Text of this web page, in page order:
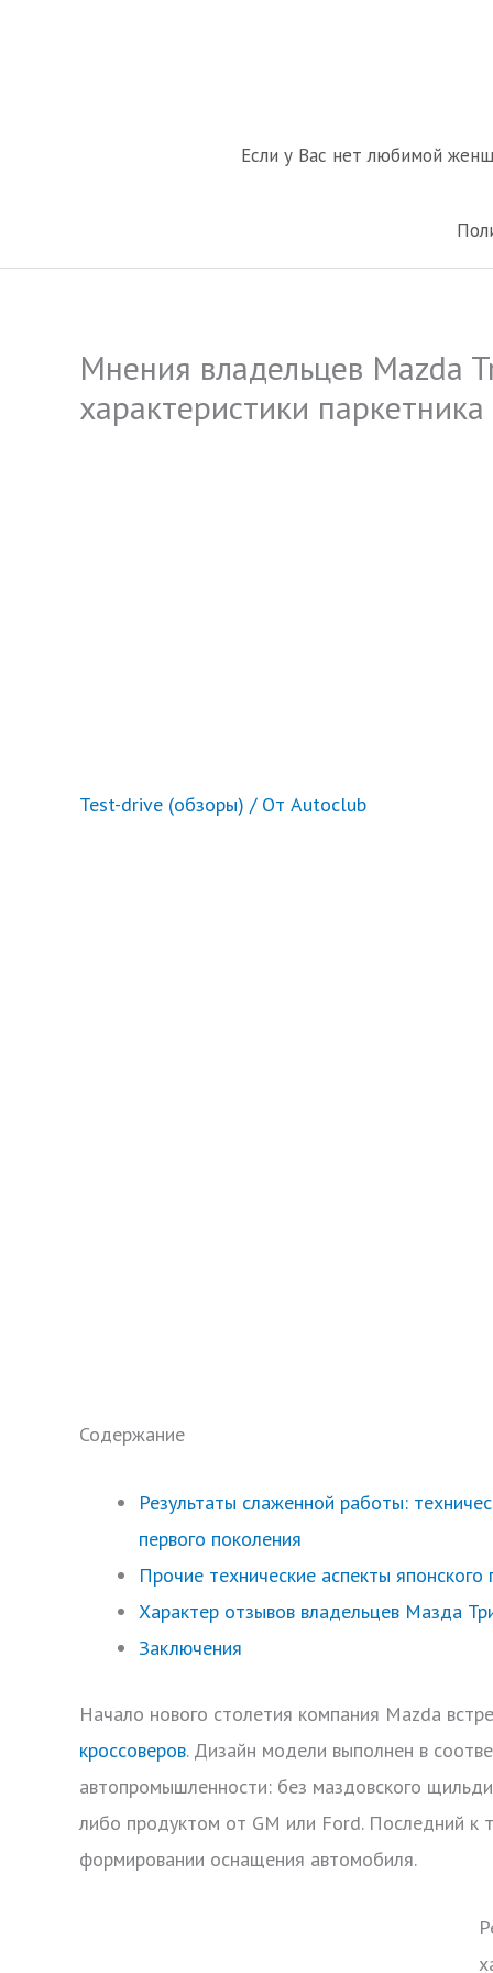
Если у Вас нет любимой
Мнения владельцев Mazda
характеристики паркетника
Test-drive (обзоры) / От Autoclub
Содержание
Результаты слаженной работы:
первого поколения
Прочие технические аспекты японского
Характер отзывов владельцев Мазда
Заключения
Начало нового столетия компания Mazda
кроссоверов. Дизайн модели выполнен в
автопромышленности: без маздовского
либо продуктом от GM или Ford. Последний к
формировании оснащения автомобиля.